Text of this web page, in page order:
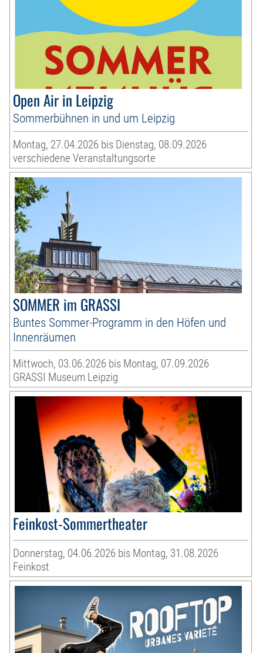
Open Air in Leipzig
Sommerbühnen in und um Leipzig
Montag, 27.04.2026 bis Dienstag, 08.09.2026
verschiedene Veranstaltungsorte
SOMMER im GRASSI
Buntes Sommer-Programm in den Höfen und
Innenräumen
Mittwoch, 03.06.2026 bis Montag, 07.09.2026
GRASSI Museum Leipzig
Feinkost-Sommertheater
Donnerstag, 04.06.2026 bis Montag, 31.08.2026
Feinkost